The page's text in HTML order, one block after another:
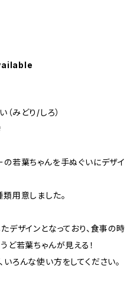
みどり/しろ）
の若葉ちゃんを手ぬぐいにデザイ
用意しました。
デザインとなっており、食事の時
ど若葉ちゃんが見える！
ろんな使い方をしてください。